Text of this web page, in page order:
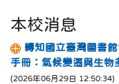
本校消息
轉知國立臺灣圖書
手冊：氣候變遷與生物
(2026年06月29日 12:50:34)